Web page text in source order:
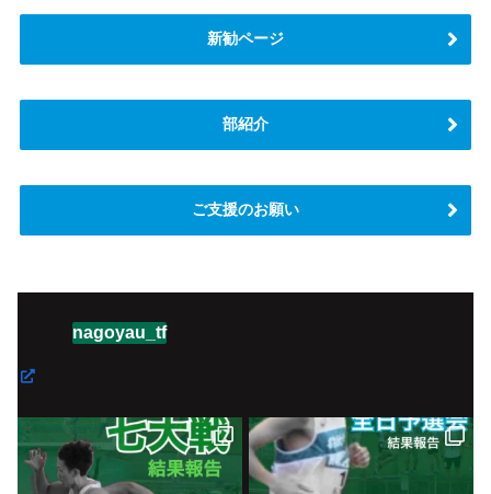
新勧ページ
部紹介
ご支援のお願い
nagoyau_tf